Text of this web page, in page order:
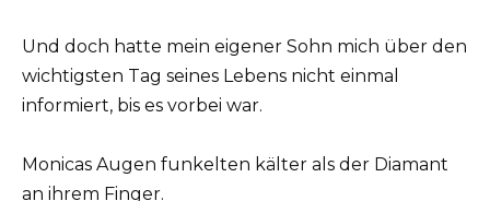
Und doch hatte mein eigener Sohn mich über den
wichtigsten Tag seines Lebens nicht einmal
informiert, bis es vorbei war.
Monicas Augen funkelten kälter als der Diamant
an ihrem Finger.